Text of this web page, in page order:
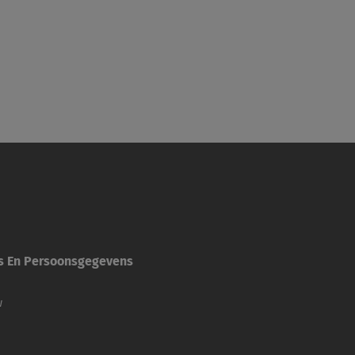
En Persoonsgegevens